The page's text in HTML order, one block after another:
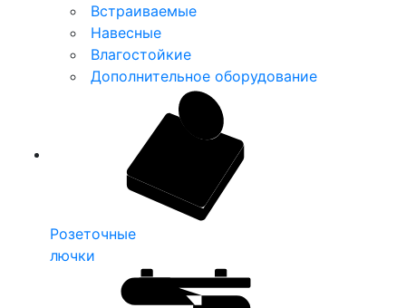
Встраиваемые
Навесные
Влагостойкие
Дополнительное оборудование
Розеточные
лючки